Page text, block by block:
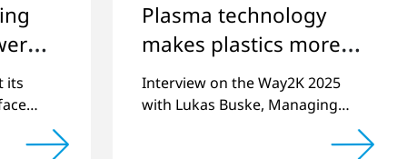
its
yield
Plasma technology
makes plastics more
valuable
Interview on the Way2K 2025
with Lukas Buske, Managing
organized by VDMA and Plastic